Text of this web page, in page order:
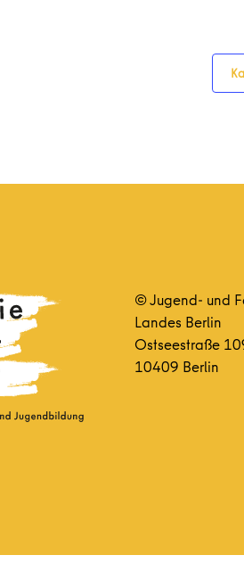
© Jugend- und
Landes Berlin
Ostseestraße
10409 Berlin